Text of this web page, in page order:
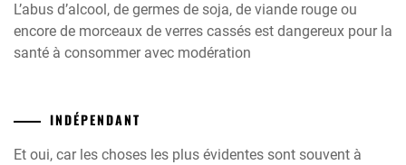
L’abus d’alcool, de germes de soja, de viande rouge ou
encore de morceaux de verres cassés est dangereux pour la
santé à consommer avec modération
INDÉPENDANT
Et oui, car les choses les plus évidentes sont souvent à